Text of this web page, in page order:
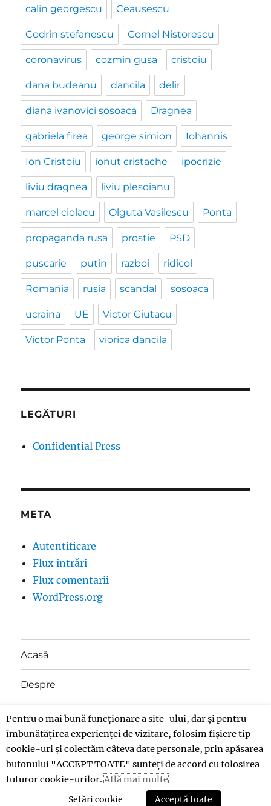
calin georgescu Ceausescu
Codrin stefanescu Cornel Nistorescu
coronavirus cozmin gusa cristoiu
dana budeanu dancila delir
diana ivanovici sosoaca Dragnea
gabriela firea george simion Iohannis
Ion Cristoiu ionut cristache ipocrizie
liviu dragnea liviu plesoianu
marcel ciolacu Olguta Vasilescu Ponta
propaganda rusa prostie PSD
puscarie putin razboi ridicol
Romania rusia scandal sosoaca
ucraina UE Victor Ciutacu
Victor Ponta viorica dancila
LEGĂTURI
Confidential Press
META
Autentificare
Flux intrări
Flux comentarii
WordPress.org
Acasă
Despre
Contact
Donații
Insolent Politică de confidențialitate
mândrie de WordPress
Pentru o mai bună funcționare a site-ului, dar și pentru
îmbunătățirea experienței de vizitare, folosim fișiere tip
cookie-uri și colectăm câteva date personale, prin apăsarea
butonului "ACCEPT TOATE" sunteți de accord cu folosirea
tuturor cookie-urilor.Află mai multe
Setări cookie
Acceptă toate